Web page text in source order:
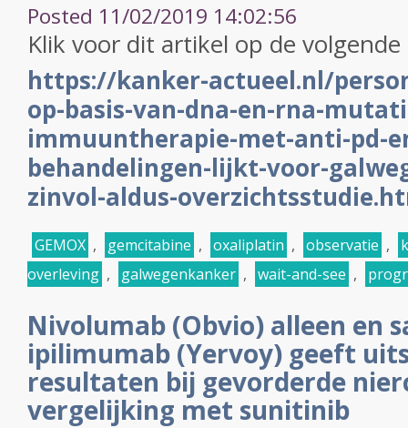
Posted 11/02/2019 14:02:56
Klik voor dit artikel op de
https://kanker-actueel.nl/
op-basis-van-dna-en-rna-
immuuntherapie-met-anti-pd-
behandelingen-lijkt-voor-
zinvol-aldus-
GEMOX , gemcitabine , oxaliplatin , observatie ,
overleving , galwegenkanker , wait-and-see ,
Nivolumab (Obvio) alleen en
ipilimumab (Yervoy) geeft
resultaten bij gevorderde
vergelijking met sunitinib